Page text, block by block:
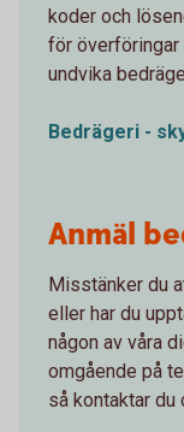
koder och
för överföringar
undvika
Bedrägeri -
Anmäl
Misstänker du
eller har du
någon av våra
omgående på
så kontaktar du